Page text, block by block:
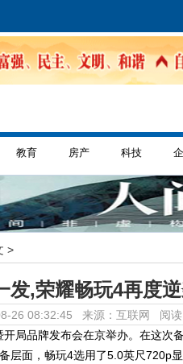
教育 房产 科技
>
发,荣耀畅玩4再度
26 08:32:45 来源：互联网 阅
局品牌发布会在京举办。在这次
层面，畅玩4选用了5.0英尺720p